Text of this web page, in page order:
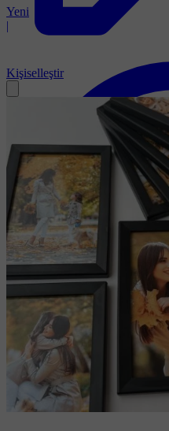
Yeni
|
Soru-Cevap (1)
Kişiselleştir